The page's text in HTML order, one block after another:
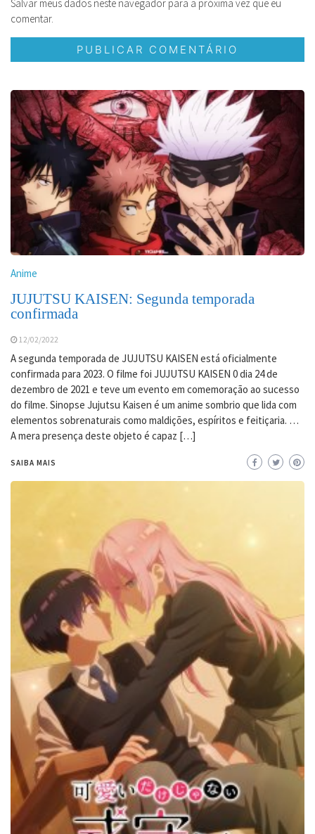
Salvar meus dados neste navegador para a próxima vez que eu
comentar.
Anime
JUJUTSU KAISEN: Segunda temporada
confirmada
12/02/2022
A segunda temporada de JUJUTSU KAISEN está oficialmente
confirmada para 2023. O filme foi JUJUTSU KAISEN 0 dia 24 de
dezembro de 2021 e teve um evento em comemoração ao sucesso
do filme. Sinopse Jujutsu Kaisen é um anime sombrio que lida com
elementos sobrenaturais como maldições, espíritos e feitiçaria. …
A mera presença deste objeto é capaz […]
SAIBA MAIS